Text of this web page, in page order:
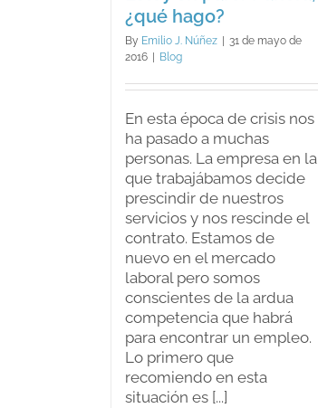
¿qué hago?
By Emilio J. Núñez
31 de mayo de
2016
Blog
En esta época de crisis nos
ha pasado a muchas
personas. La empresa en la
que trabajábamos decide
prescindir de nuestros
servicios y nos rescinde el
contrato. Estamos de
nuevo en el mercado
laboral pero somos
conscientes de la ardua
competencia que habrá
para encontrar un empleo.
Lo primero que
recomiendo en esta
situación es [...]